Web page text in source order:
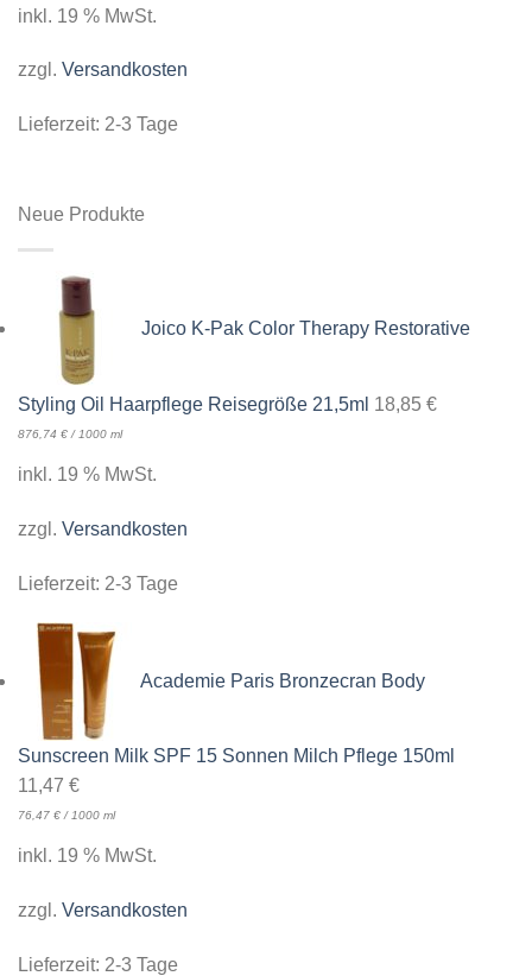
inkl. 19 % MwSt.
zzgl. Versandkosten
Lieferzeit: 2-3 Tage
Neue Produkte
Joico K-Pak Color Therapy Restorative
Styling Oil Haarpflege Reisegröße 21,5ml 18,85 €
876,74 € / 1000 ml
inkl. 19 % MwSt.
zzgl. Versandkosten
Lieferzeit: 2-3 Tage
Academie Paris Bronzecran Body
Sunscreen Milk SPF 15 Sonnen Milch Pflege 150ml
11,47 €
76,47 €/1000 ml
inkl. 19 % MwSt.
zzgl. Versandkosten
Lieferzeit: 2-3 Tage